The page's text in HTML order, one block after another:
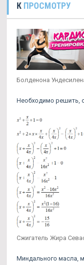
К ПРОСМОТРУ
Болденона
Необходимо решить,
Сжигатель Жира
Миндального масла,